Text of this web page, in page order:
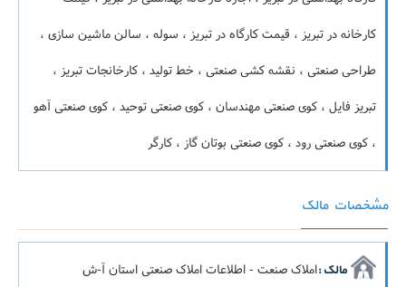
کارخانه در تبریز ، قیمت کارگاه در تبریز ، سوله ، سالن ماشین سازی ،
طراحی صنعتی ، نقشه کشی صنعتی ، خط تولید ، کارخانجات تبریز ،
تبریز فایل ، کوی صنعتی مهندسان ، کوی صنعتی توحید ، کوی صنعتی آهو
، کوی صنعتی رود ، کوی صنعتی بوتان گاز ، کارگر
مشخصات مالک
مالک :املاک صنعت - اطلاعات املاک صنعتی استان آ-ش